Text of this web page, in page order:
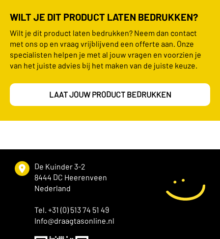
WILT JE DIT PRODUCT LATEN BEDRUKKEN?
Wilt je dit product laten bedrukken? Neem dan contact
met ons op en vraag vrijblijvend een offerte aan. Onze
specialisten helpen je met al jouw vragen en voorzien je
van het juiste advies bij het maken van de juiste keuze.
LAAT JOUW PRODUCT BEDRUKKEN
De Kuinder 3-2
8444 DC Heerenveen
Nederland
Tel. +31 (0) 513 74 51 49
Info@draagtasonline.nl